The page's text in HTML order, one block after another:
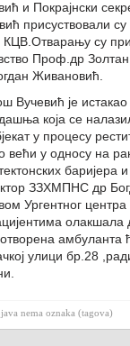
и Покрајнски
присуствовали
КЦВ.Отварању су
Проф.др
Живановић.
Вучевић је
која се
у процесу
већи у односу на
баријера
ЗЗХМПНС др
Ургентног
олакшала
амбуланта
улици бр.28
nema oznaka (tagova)